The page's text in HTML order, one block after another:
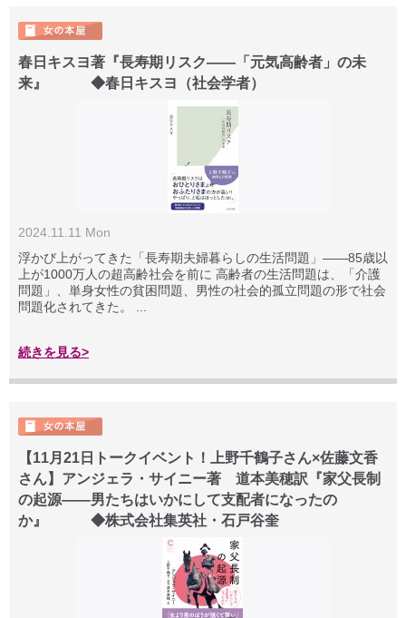
春日キスヨ著『長寿期リスク――「元気高齢者」の未
来』 ◆春日キスヨ（社会学者）
2024.11.11 Mon
浮かび上がってきた「長寿期夫婦暮らしの生活問題」――85歳以
上が1000万人の超高齢社会を前に 高齢者の生活問題は、「介護
問題」、単身女性の貧困問題、男性の社会的孤立問題の形で社会
問題化されてきた。 ...
続きを見る>
【11月21日トークイベント！上野千鶴子さん×佐藤文香
さん】アンジェラ・サイニー著 道本美穂訳『家父長制
の起源――男たちはいかにして支配者になったの
か』 ◆株式会社集英社・石戸谷奎